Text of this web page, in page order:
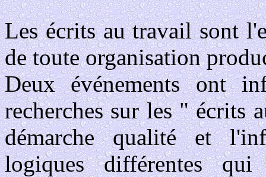
Les écrits au travail sont
de toute organisation
Deux événements ont
recherches sur les " écrits
démarche qualité et
logiques différentes